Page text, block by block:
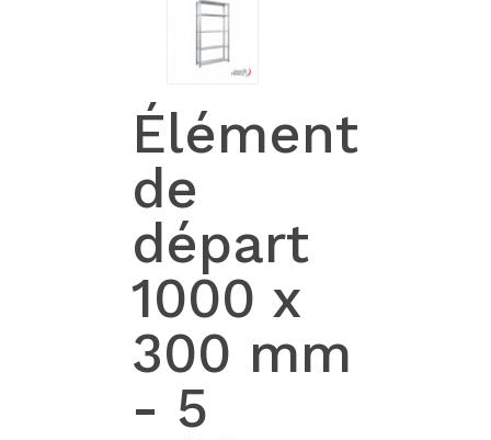
Élément
de
départ
1000 x
300 mm
- 5